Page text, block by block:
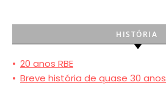
HISTÓRIA
• 20 anos RBE
• Breve história de quase 30 anos